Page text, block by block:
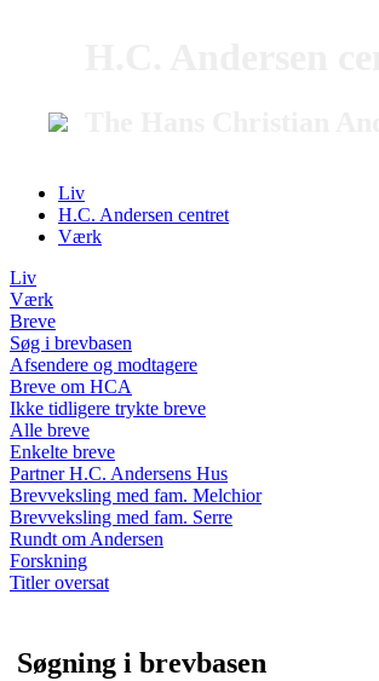
Liv
H.C. Andersen centret
Værk
Liv
Værk
Breve
Søg i brevbasen
Afsendere og modtagere
Breve om HCA
Ikke tidligere trykte breve
Alle breve
Enkelte breve
Partner H.C. Andersens Hus
Brevveksling med fam. Melchior
Brevveksling med fam. Serre
Rundt om Andersen
Forskning
Titler oversat
Søgning i brevbasen